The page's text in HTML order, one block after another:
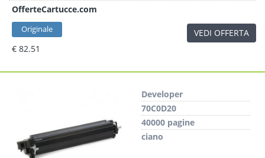
OfferteCartucce.com
Originale
€ 82.51
VEDI OFFERTA
Developer
70C0D20
40000 pagine
ciano